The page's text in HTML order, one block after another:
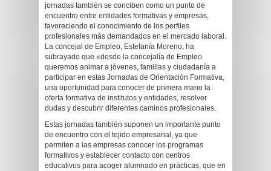
jornadas también se conciben como un punto de
encuentro entre entidades formativas y empresas,
favoreciendo el conocimiento de los perfiles
profesionales más demandados en el mercado laboral.
La concejal de Empleo, Estefanía Moreno, ha
subrayado que «desde la concejalía de Empleo
queremos animar a jóvenes, familias y ciudadanía a
participar en estas Jornadas de Orientación Formativa,
una oportunidad para conocer de primera mano la
oferta formativa de institutos y entidades, resolver
dudas y descubrir diferentes caminos profesionales.
Estas jornadas también suponen un importante punto
de encuentro con el tejido empresarial, ya que
permiten a las empresas conocer los programas
formativos y establecer contacto con centros
educativos para acoger alumnado en prácticas, que en